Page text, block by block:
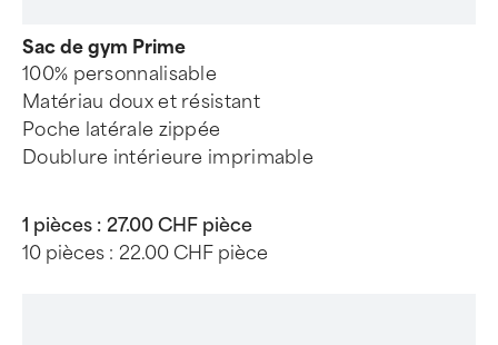
Sac de gym Prime
100% personnalisable
Matériau doux et résistant
Poche latérale zippée
Doublure intérieure imprimable
1 pièces : 27.00 CHF pièce
10 pièces : 22.00 CHF pièce